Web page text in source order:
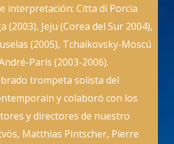
interpretación: Citta di Porcia
(2003), Jeju (Corea del Sur 2004),
(2005), Tchaikovsky-Moscú
París (2003-2006).
trompeta solista del
y colaboró con los
y directores de nuestro
Matthias Pintscher, Pierre